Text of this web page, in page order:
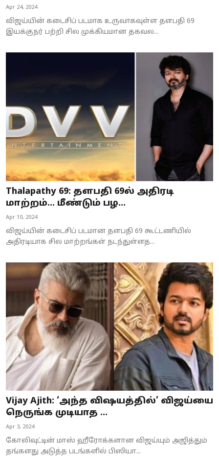
Apr 24, 2024
விஜய்யின் கடைசிப் படமாக உருவாகவுள்ள தளபதி 69
இயக்குநர் பற்றி சில முக்கியமான தகவல...
Thalapathy 69: தளபதி 69ல் அதிரடி
மாற்றம்... மீண்டும் பழ...
Apr 10, 2024
விஜய்யின் கடைசிப் படமான தளபதி 69 கூட்டணியில்
அதிரடியாக சில மாற்றங்கள் நடந்துள்ளத...
Vijay Ajith: ‘அந்த விஷயத்தில்’ விஜய்யை
நெருங்க முடியாத ...
Apr 3, 2024
கோலிவுட்டின் மாஸ் ஹீரோக்களான விஜய்யும் அஜித்தும்
தங்களது அடுத்த படங்களில் பிஸியா...